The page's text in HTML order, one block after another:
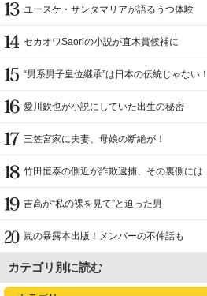
ユースケ・サンタマリアが語るうつ体験
セカオワSaoriの小説が直木賞候補に
“男系男子皇位継承”は日本の伝統じゃない
愛川欽也が小説にしていた出生の秘密
三笠宮家に夫妻、母娘の断絶が！
竹田恒泰の側近が詐欺逮捕、その裏側には
吉高が“私の裸を見て”と迫った男
嵐の暴露本出版！メンバーの不仲話も
カテゴリ別に読む